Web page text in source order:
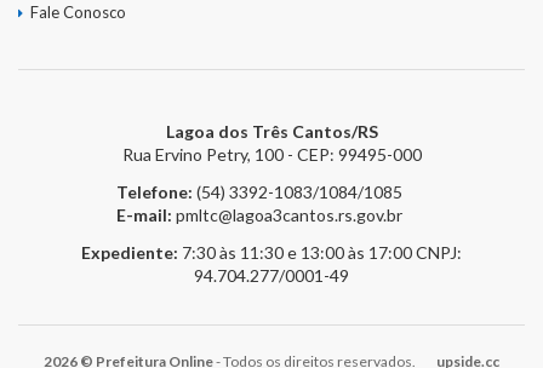
Fale Conosco
Lagoa dos Três Cantos/RS
Rua Ervino Petry, 100 - CEP: 99495-000
Telefone: (54) 3392-1083/1084/1085
E-mail: pmltc@lagoa3cantos.rs.gov.br
Expediente: 7:30 às 11:30 e 13:00 às 17:00CNPJ:
94.704.277/0001-49
2026 © Prefeitura Online- Todos os direitos reservados. upside.cc